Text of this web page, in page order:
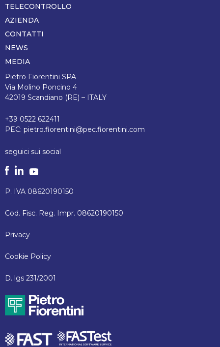
TELECONTROLLO
AZIENDA
CONTATTI
NEWS
MEDIA
Pietro Fiorentini SPA
Via Molino Poncino 4
42019 Scandiano (RE) – ITALY
+39 0522 622411
PEC: pietro.fiorentini@pec.fiorentini.com
seguici sui social
P. IVA 08620190150
Cod. Fisc. Reg. Impr. 08620190150
Privacy
Cookie Policy
D. lgs 231/2001